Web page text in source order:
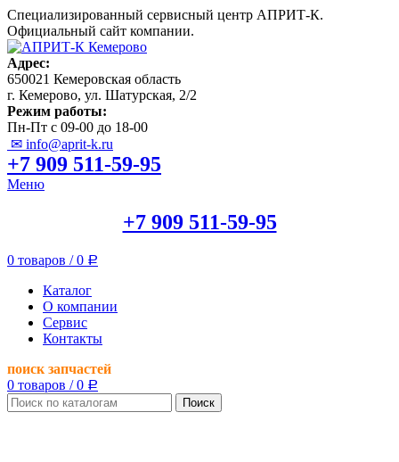
Специализированный сервисный центр АПРИТ-К.
Официальный сайт компании.
Адрес:
650021 Кемеровская область
г. Кемерово, ул. Шатурская, 2/2
Режим работы:
Пн-Пт с 09-00 до 18-00
✉ info@aprit-k.ru
+7 909 511-59-95
Меню
+7 909 511-59-95
0 товаров / 0 Р
Каталог
О компании
Сервис
Контакты
поиск запчастей
0 товаров / 0 Р
Поиск